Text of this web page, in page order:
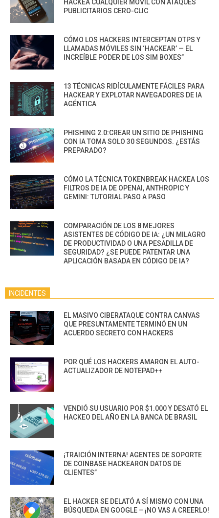
HACKEA CUALQUIER MÓVIL CON ATAQUES
PUBLICITARIOS CERO-CLIC
CÓMO LOS HACKERS INTERCEPTAN OTPS Y
LLAMADAS MÓVILES SIN ‘HACKEAR’ — EL
INCREÍBLE PODER DE LOS SIM BOXES”
13 TÉCNICAS RIDÍCULAMENTE FÁCILES PARA
HACKEAR Y EXPLOTAR NAVEGADORES DE IA
AGÉNTICA
PHISHING 2.0:CREAR UN SITIO DE PHISHING
CON IA TOMA SOLO 30 SEGUNDOS. ¿ESTÁS
PREPARADO?
CÓMO LA TÉCNICA TOKENBREAK HACKEA LOS
FILTROS DE IA DE OPENAI, ANTHROPIC Y
GEMINI: TUTORIAL PASO A PASO
COMPARACIÓN DE LOS 8 MEJORES
ASISTENTES DE CÓDIGO DE IA: ¿UN MILAGRO
DE PRODUCTIVIDAD O UNA PESADILLA DE
SEGURIDAD? ¿SE PUEDE PATENTAR UNA
APLICACIÓN BASADA EN CÓDIGO DE IA?
INCIDENTES
EL MASIVO CIBERATAQUE CONTRA CANVAS
QUE PRESUNTAMENTE TERMINÓ EN UN
ACUERDO SECRETO CON HACKERS
POR QUÉ LOS HACKERS AMARON EL AUTO-
ACTUALIZADOR DE NOTEPAD++
VENDIÓ SU USUARIO POR $1.000 Y DESATÓ EL
HACKEO DEL AÑO EN LA BANCA DE BRASIL
¡TRAICIÓN INTERNA! AGENTES DE SOPORTE
DE COINBASE HACKEARON DATOS DE
CLIENTES”
EL HACKER SE DELATÓ A SÍ MISMO CON UNA
BÚSQUEDA EN GOOGLE – ¡NO VAS A CREERLO!